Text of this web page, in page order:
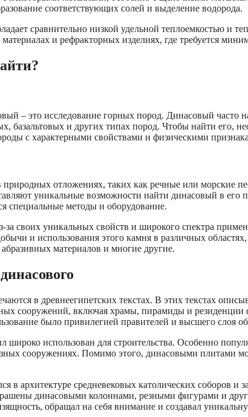
соответствующих солей и выделение водорода.
сравнительно низкой удельной теплоемкостью и
и рефракторных изделиях, где требуется
– это исследование горных пород. Динасовый часто
базальтовых и других типах пород. Чтобы найти его,
с характерными свойствами и физическими
отложениях, таких как речные или морские
уникальные возможности найти динасовый в его
специальные методы и оборудование.
своих уникальных свойств и широкого спектра
и использования этого камня в различных областях,
материалов и многие другие.
в древнеегипетских текстах. В этих текстах
сооружений, включая храмы, пирамиды и
было привилегией правителей и высшего слоя
использован для строительства. Особенно
сооружениях. Помимо этого, динасовыми плитами
в архитектуре средневековых католических соборов и
динасовыми колоннами, резными фигурами и
обращал на себя внимание и создавал